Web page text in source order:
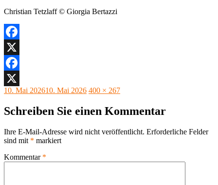
Christian Tetzlaff © Giorgia Bertazzi
Facebook
X
Facebook
X
Veröffentlicht
10. Mai 202610. Mai 2026 Originalgröße
400 × 267
Schreiben Sie einen Kommentar
Ihre E-Mail-Adresse wird nicht veröffentlicht. Erforderliche Felder
sind mit * markiert
Kommentar *